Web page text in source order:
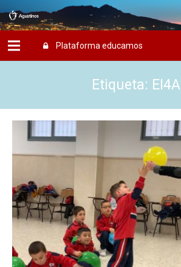
Plataforma educamos
Etiqueta: EI4A